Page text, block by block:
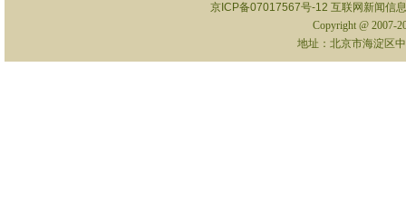
京ICP备07017567号-12 互联网新闻信
Copyright @ 2007-
地址：北京市海淀区